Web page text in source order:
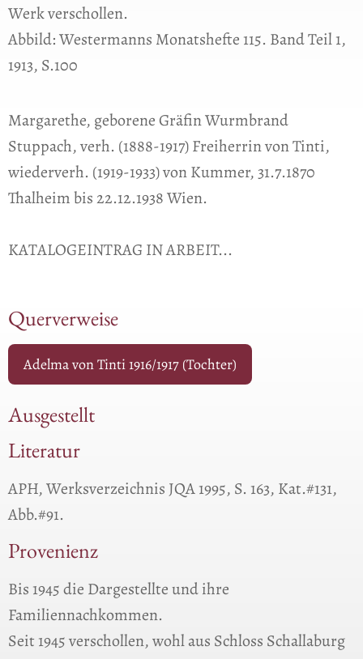
Werk verschollen.
Abbild: Westermanns Monatshefte 115. Band Teil 1,
1913, S.100
Margarethe, geborene Gräfin Wurmbrand
Stuppach, verh. (1888-1917) Freiherrin von Tinti,
wiederverh. (1919-1933) von Kummer, 31.7.1870
Thalheim bis 22.12.1938 Wien.
KATALOGEINTRAG IN ARBEIT...
Querverweise
Adelma von Tinti 1916/1917 (Tochter)
Ausgestellt
Literatur
APH, Werksverzeichnis JQA 1995, S. 163, Kat.#131,
Abb.#91.
Provenienz
Bis 1945 die Dargestellte und ihre
Familiennachkommen.
Seit 1945 verschollen, wohl aus Schloss Schallaburg